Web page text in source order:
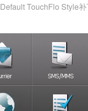
Default TouchFlo Style